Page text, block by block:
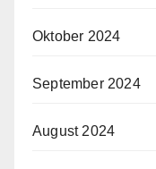
Oktober 2024
September 2024
August 2024